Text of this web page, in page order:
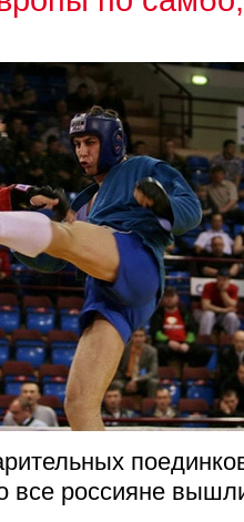
все россияне